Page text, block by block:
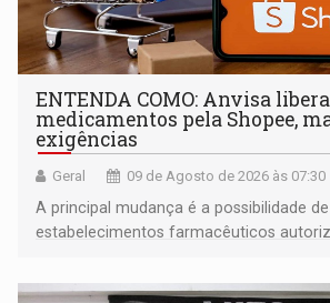
ENTENDA COMO: Anvisa
medicamentos pela Shopee,
exigências
Geral 09 de Agosto de 2026 às 07:30
A principal mudança é a possibilidade de
estabelecimentos farmacêuticos